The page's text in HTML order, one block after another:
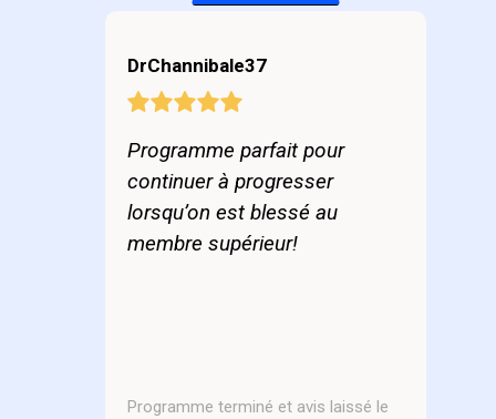
DrChannibale37
Programme parfait pour
continuer à progresser
lorsqu’on est blessé au
membre supérieur!
Programme terminé et avis laissé le